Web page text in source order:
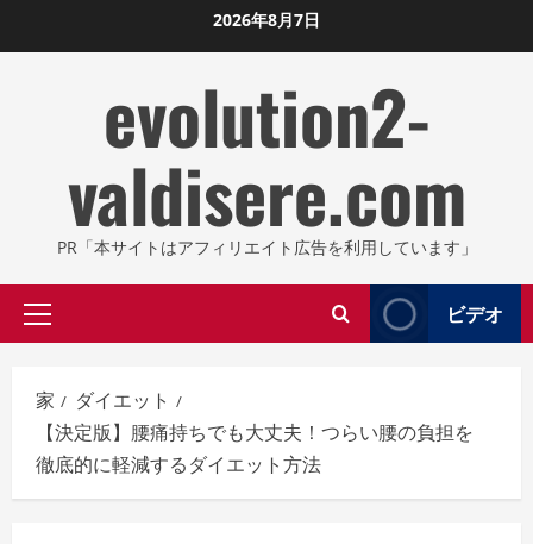
ン
2026年8月7日
evolution2-
valdisere.com
PR「本サイトはアフィリエイト広告を利用しています」
プ
イ
マ
リ
メ
ニ
ビデオ
家
ダイエット
【決定版】腰痛持ちでも大丈夫！つらい腰の負担を
徹底的に軽減するダイエット方法